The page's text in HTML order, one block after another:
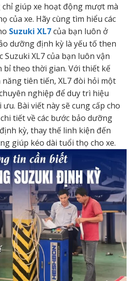
giúp xe hoạt động mượt mà
của xe. Hãy cùng tìm hiểu các
Suzuki XL7của bạn luôn ở
dưỡng định kỳ là yếu tố then
Suzuki XL7 của bạn luôn vận
bỉ theo thời gian. Với thiết kế
tiên tiến, XL7 đòi hỏi một
nghiệp để duy trì hiệu
Bài viết này sẽ cung cấp cho
tiết về các bước bảo dưỡng
kỳ, thay thế linh kiện đến
giúp kéo dài tuổi thọ cho xe.